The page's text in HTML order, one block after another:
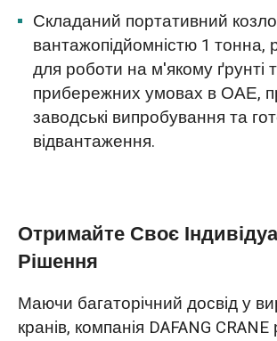
Складаний портативний
вантажопідйомністю 1 тонна,
для роботи на м'якому ґрунті
прибережних умовах в ОАЕ,
заводські випробування та
відвантаження.
Отримайте Своє
Рішення
Маючи багаторічний досвід у
кранів, компанія DAFANG